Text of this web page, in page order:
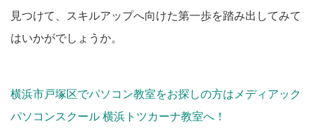
見つけて、スキルアップへ向けた第一歩を踏み出してみて
はいかがでしょうか。
横浜市戸塚区でパソコン教室をお探しの方はメディアック
パソコンスクール 横浜トツカーナ教室へ！